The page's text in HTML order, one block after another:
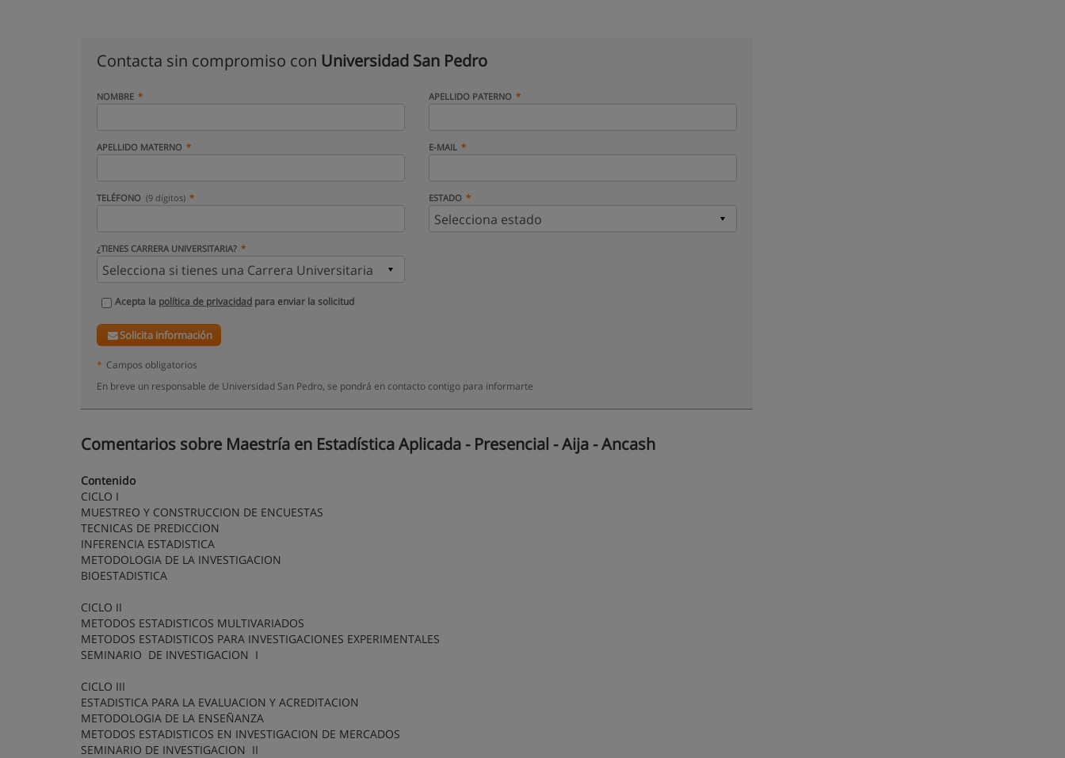
Contacta sin compromiso con Universidad San Pedro
NOMBRE APELLIDO PATERNO
APELLIDO MATERNO E-MAIL
TELÉFONO (9 dígitos) ESTADO
¿TIENES CARRERA UNIVERSITARIA?
Acepta la política de privacidad para enviar la solicitud
Solicita información
* Campos obligatorios
En breve un responsable de Universidad San Pedro, se pondrá en contacto contigo para informarte
Comentarios sobre Maestría en Estadística Aplicada - Presencial - Aija - Ancash
Contenido
CICLO I
MUESTREO Y CONSTRUCCION DE ENCUESTAS
TECNICAS DE PREDICCION
INFERENCIA ESTADISTICA
METODOLOGIA DE LA INVESTIGACION
BIOESTADISTICA
CICLO II
METODOS ESTADISTICOS MULTIVARIADOS
METODOS ESTADISTICOS PARA INVESTIGACIONES EXPERIMENTALES
SEMINARIO DE INVESTIGACION I
CICLO III
ESTADISTICA PARA LA EVALUACION Y ACREDITACION
METODOLOGIA DE LA ENSEÑANZA
METODOS ESTADISTICOS EN INVESTIGACION DE MERCADOS
SEMINARIO DE INVESTIGACION II